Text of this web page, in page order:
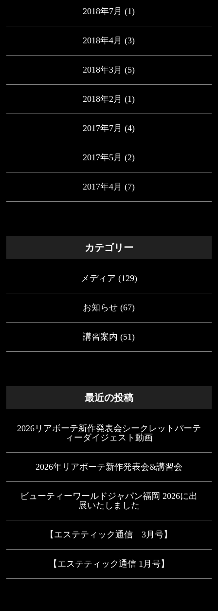
2018年7月 (1)
2018年4月 (3)
2018年3月 (5)
2018年2月 (1)
2017年7月 (4)
2017年5月 (2)
2017年4月 (7)
カテゴリー
メディア (129)
お知らせ (67)
講習案内 (51)
最近の投稿
2026リアボーテ新作発表会シークレットパーテ
ィーダイジェスト動画
2026年リアボーテ新作発表会&講習会
ビューティーワールドジャパン福岡 2026に出
展いたしました
【エステティック通信 3月号】
【エステティック通信 1月号】